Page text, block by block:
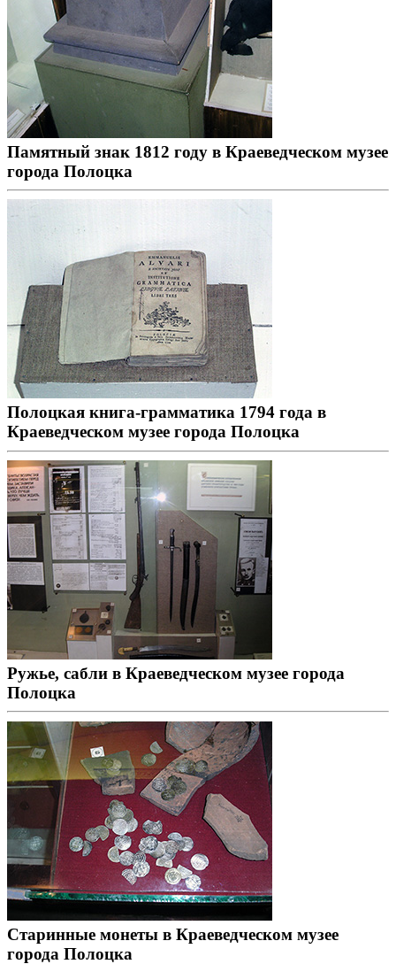
Памятный знак 1812 году в Краеведческом музее
города Полоцка
Полоцкая книга-грамматика 1794 года в
Краеведческом музее города Полоцка
Ружье, сабли в Краеведческом музее города
Полоцка
Старинные монеты в Краеведческом музее
города Полоцка